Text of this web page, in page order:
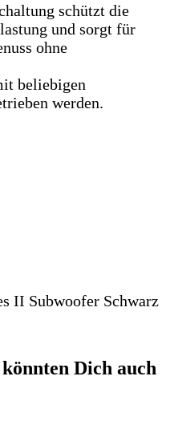
schützt die
und sorgt für
ohne
beliebigen
werden.
II Subwoofer Schwarz
Dich auch